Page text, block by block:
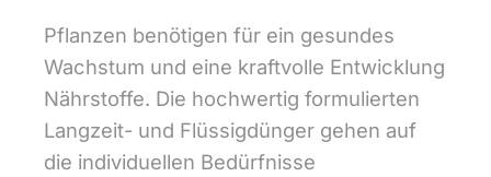
Pflanzen benötigen für ein gesundes
Wachstum und eine kraftvolle Entwicklung
Nährstoffe. Die hochwertig formulierten
Langzeit- und Flüssigdünger gehen auf
die individuellen Bedürfnisse